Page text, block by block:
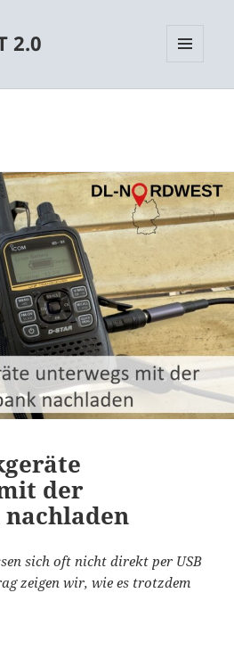
2.0
der
sich oft nicht direkt per USB
zeigen wir, wie es trotzdem